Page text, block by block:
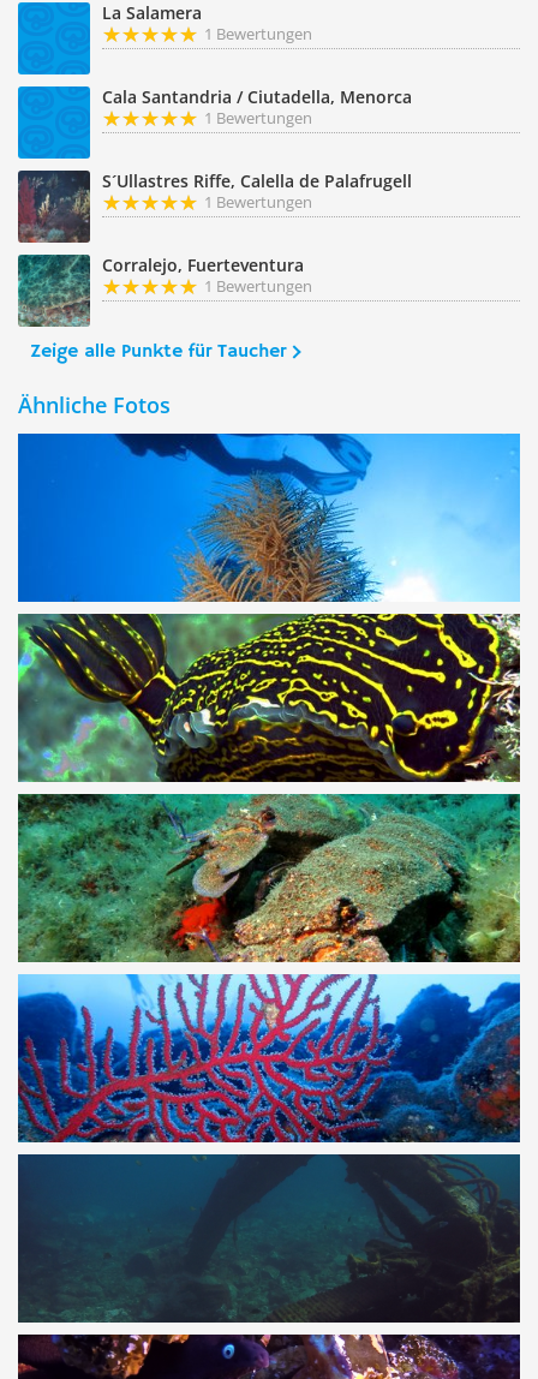
La Salamera
1 Bewertungen
Cala Santandria / Ciutadella, Menorca
1 Bewertungen
S´Ullastres Riffe, Calella de Palafrugell
1 Bewertungen
Corralejo, Fuerteventura
1 Bewertungen
Zeige alle Punkte für Taucher
Ähnliche Fotos